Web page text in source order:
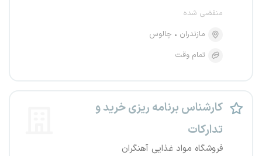
منقضی شده
مازندران
چالوس
تمام وقت
کارشناس برنامه ریزی خرید و
تدارکات
فروشگاه مواد غذایی آهنگران